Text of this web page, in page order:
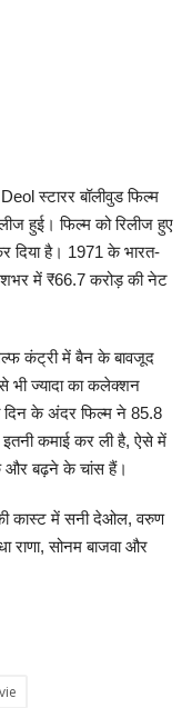
स्टारर बॉलीवुड फिल्म
हुई। फिल्म को रिलीज हुए
दिया है। 1971 के भारत-
में ₹66.7 करोड़ की नेट
कंट्री में बैन के बावजूद
भी ज्यादा का कलेक्शन
दिन के अंदर फिल्म ने 85.8
कमाई कर ली है, ऐसे में
और बढ़ने के चांस हैं।
कास्ट में सनी देओल, वरुण
राणा, सोनम बाजवा और